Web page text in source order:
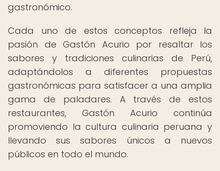
gastronómico.
Cada uno de estos conceptos refleja la
pasión de Gastón Acurio por resaltar los
sabores y tradiciones culinarias de Perú,
adaptándolos a diferentes propuestas
gastronómicas para satisfacer a una amplia
gama de paladares. A través de estos
restaurantes, Gastón Acurio continúa
promoviendo la cultura culinaria peruana y
llevando sus sabores únicos a nuevos
públicos en todo el mundo.